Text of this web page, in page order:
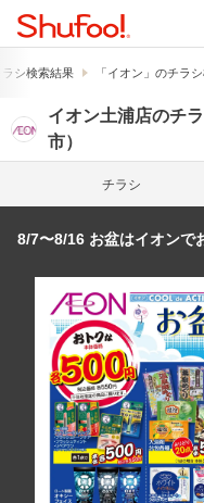
シ検索結果 「イオン」のチラ
イオン土浦店のチ
市）
チラシ
8/7〜8/16 お盆はイオンで